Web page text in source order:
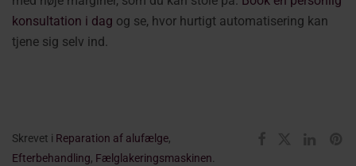
konsultation i dag og se, hvor hurtigt automatisering kan
tjene sig selv ind.
Skrevet i Reparation af alufælge,
Efterbehandling, Fælglakeringsmaskinen.